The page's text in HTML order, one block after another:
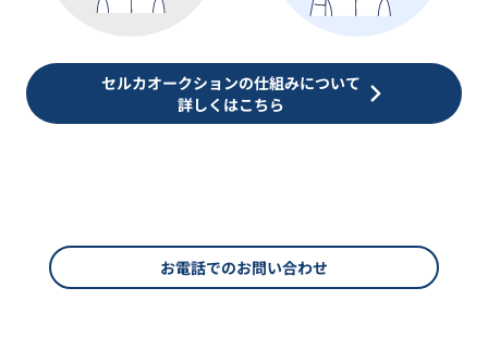
セルカオークションの仕組みについて
詳しくはこちら
お電話でのお問い合わせ